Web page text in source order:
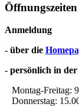
Öffnungszeiten
Anmeldung
- über die
- persönlich in
Montag-Freitag:
Donnerstag: